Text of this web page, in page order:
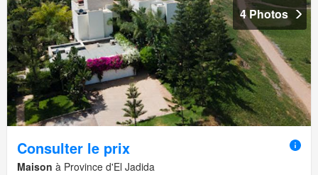
4 Photos
Consulter le prix
Maison à Province d'El Jadida